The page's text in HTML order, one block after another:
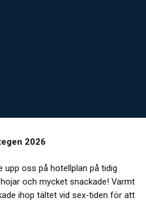
2026
upp oss på hotellplan på tidig
och mycket snackade! Varmt
ihop tältet vid sex-tiden för att